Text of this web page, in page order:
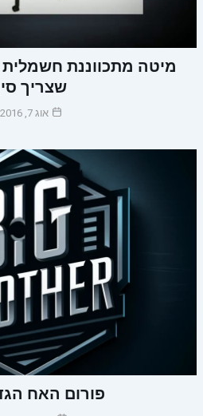
מיטה מתכווננת
שצריך
אוג 7, 2016
פורום האח